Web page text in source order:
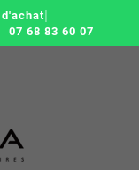
|
68 83 60 07